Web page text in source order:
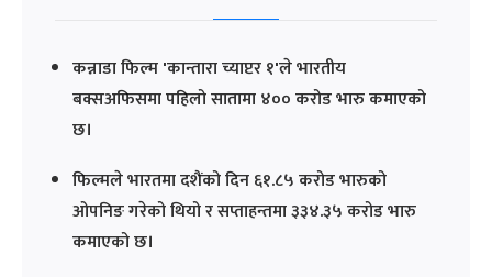
कन्नाडा फिल्म 'कान्तारा च्याप्टर १'ले भारतीय
बक्सअफिसमा पहिलो सातामा ४०० करोड भारु कमाएको
छ।
फिल्मले भारतमा दशैंको दिन ६१.८५ करोड भारुको
ओपनिङ गरेको थियो र सप्ताहन्तमा ३३४.३५ करोड भारु
कमाएको छ।